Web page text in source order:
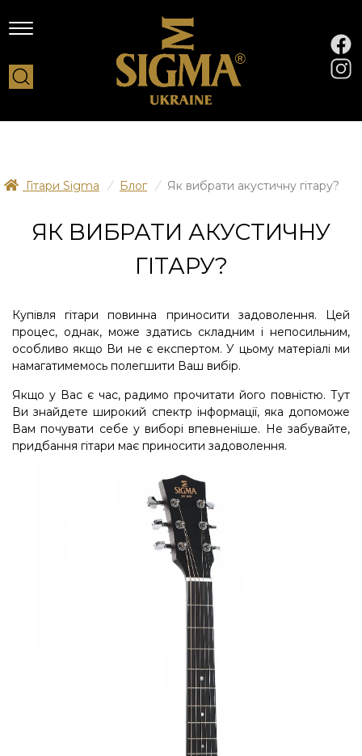
Гітари Sigma / Блог / Як вибрати акустичну гітару?
ЯК ВИБРАТИ АКУСТИЧНУ
ГІТАРУ?
Купівля гітари повинна приносити задоволення. Цей
процес, однак, може здатись складним і непосильним,
особливо якщо Ви не є експертом. У цьому матеріалі ми
намагатимемось полегшити Ваш вибір.
Якщо у Вас є час, радимо прочитати його повністю. Тут
Ви знайдете широкий спектр інформації, яка допоможе
Вам почувати себе у виборі впевненіше. Не забувайте,
придбання гітари має приносити задоволення.